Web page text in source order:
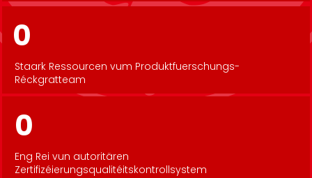
0
Staark Ressourcen vum Produktfuerschungs-
Réckgratteam
0
Eng Rei vun autoritären
Zertifizéierungsqualitéitskontrollsystem